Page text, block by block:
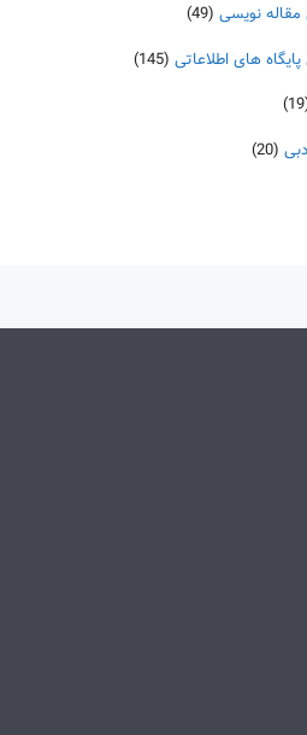
مقاله نویسی (49)
های اطلاعاتی (145)
(20)